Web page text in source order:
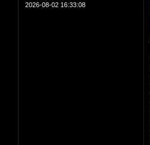
2026-08-02 16:33:08